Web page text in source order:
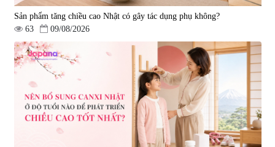
Sản phẩm tăng chiều cao Nhật có gây tác dụng phụ không?
63
09/08/2026